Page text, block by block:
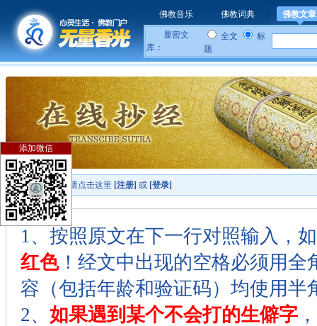
佛教音乐 佛教词典 佛教文章
显密文
库：
全文
标
题
您还没有登陆，请点击这里 [注册] 或 [登录]
1、按照原文在下一行对照输入，
红色！经文中出现的空格必须用全
容（包括年龄和验证码）均使用半
2、 如果遇到某个不会打的生僻字
添加微信